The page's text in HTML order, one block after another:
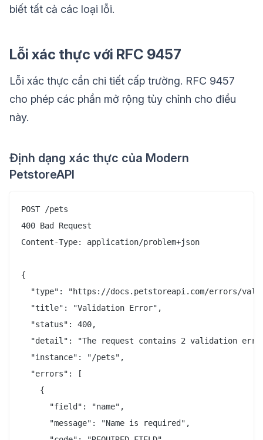
biết tất cả các loại lỗi.
Lỗi xác thực với RFC 9457
Lỗi xác thực cần chi tiết cấp trường. RFC 9457
cho phép các phần mở rộng tùy chỉnh cho điều
này.
Định dạng xác thực của Modern
PetstoreAPI
POST /pets
400 Bad Request
Content-Type: application/problem+json
{
"type": "https://docs.petstoreapi.com/errors/
  "title": "Validation Error",
  "status": 400,
"detail": "The request contains 2 validation
  "instance": "/pets",
  "errors": [
    {
      "field": "name",
      "message": "Name is required",